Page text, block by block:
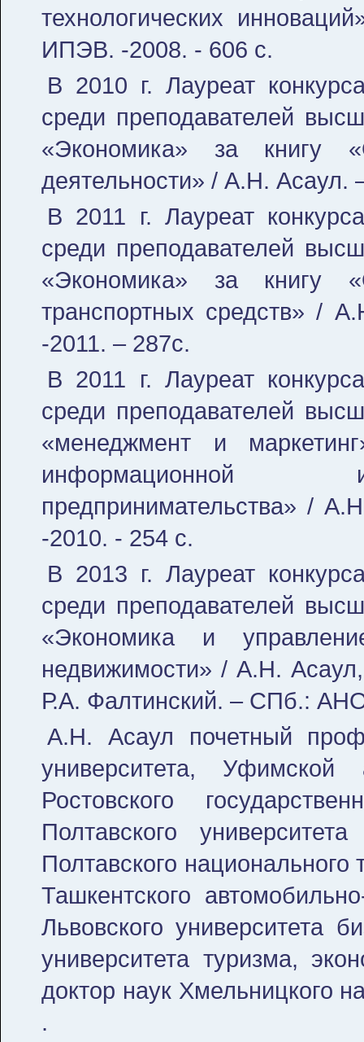
технологических
ИПЭВ. -2008. - 606 с.
В 2010 г. Лауреат
среди преподавателей
«Экономика» за книгу
деятельности» / А.Н.
В 2011 г. Лауреат
среди преподавателей
«Экономика» за книгу
транспортных средств»
-2011. – 287с.
В 2011 г. Лауреат
среди преподавателей
«менеджмент и
информационной
предпринимательства» /
-2010. - 254 с.
В 2013 г. Лауреат
среди преподавателей
«Экономика и
недвижимости» / А.Н.
Р.А. Фалтинский. – СПб.:
А.Н. Асаул почетный
университета,
Ростовского
Полтавского
Полтавского национального
Ташкентского
Львовского университета
университета туризма,
доктор наук Хмельницкого
.